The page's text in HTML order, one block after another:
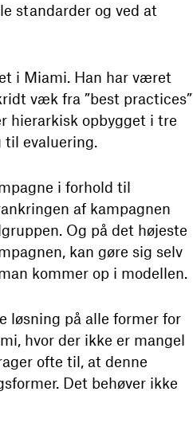
standarder og ved at
i Miami. Han har været
væk fra ”best practices”
hierarkisk opbygget i tre
til evaluering.
i forhold til
af kampagnen
Og på det højeste
kan gøre sig selv
kommer op i modellen.
løsning på alle former for
hvor der ikke er mangel
ofte til, at denne
Det behøver ikke